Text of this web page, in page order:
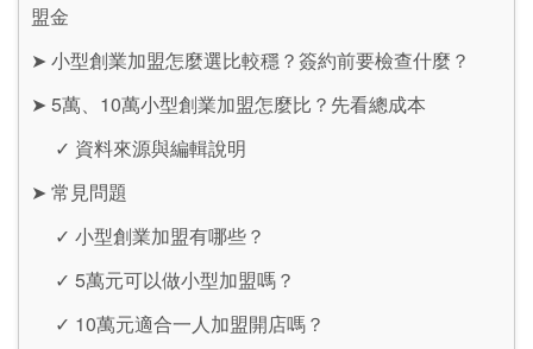
盟金
➤ 小型創業加盟怎麼選比較穩？簽約前要檢查什麼？
➤ 5萬、10萬小型創業加盟怎麼比？先看總成本
✓ 資料來源與編輯說明
➤ 常見問題
✓ 小型創業加盟有哪些？
✓ 5萬元可以做小型加盟嗎？
✓ 10萬元適合一人加盟開店嗎？